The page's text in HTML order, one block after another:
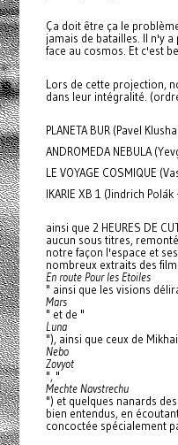
Ça doit être ça le
jamais de batailles. Il n'y
face au cosmos. Et c'est
Lors de cette projection,
dans leur intégralité.
PLANETA BUR (Pavel
ANDROMEDA NEBULA
LE VOYAGE COSMIQUE
IKARIE XB 1 (Jindrich
ainsi que 2 HEURES DE
aucun sous titres,
notre façon l'espace et
nombreux extraits des
En route Pour les Etoiles
" ainsi que les visions
Mars
" et de "
Luna
"), ainsi que ceux de
Nebo
Zovyot
", "
Mechte Navstrechu
") et quelques nanards
bien entendus, en
concoctée spécialement